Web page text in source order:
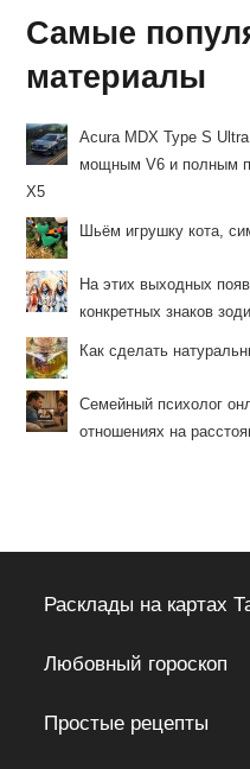
Самые
материалы
Acura MDX Type S
мощным V6 и полным
X5
Шьём игрушку кота,
На этих выходных
конкретных знаков
Как сделать
Семейный психолог
отношениях на
Расклады на картах
Любовный гороскоп
Простые рецепты